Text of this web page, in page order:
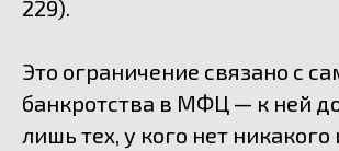
229).
Это ограничение связано с
банкротства в МФЦ — к ней
лишь тех, у кого нет